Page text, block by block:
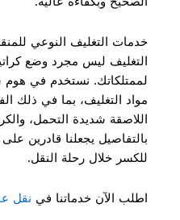
خدمات التغليف النوعي
التغليف ليس مجرد وضع
لممتلكاتك. نستخدم في هوم
مواد التغليف، بما في ذلك
اللاصقة شديدة التحمل،
بالتفاصيل يجعلنا قادرين
للكسر خلال رحلة النقل.
اطلب الآن خدماتنا في نقل